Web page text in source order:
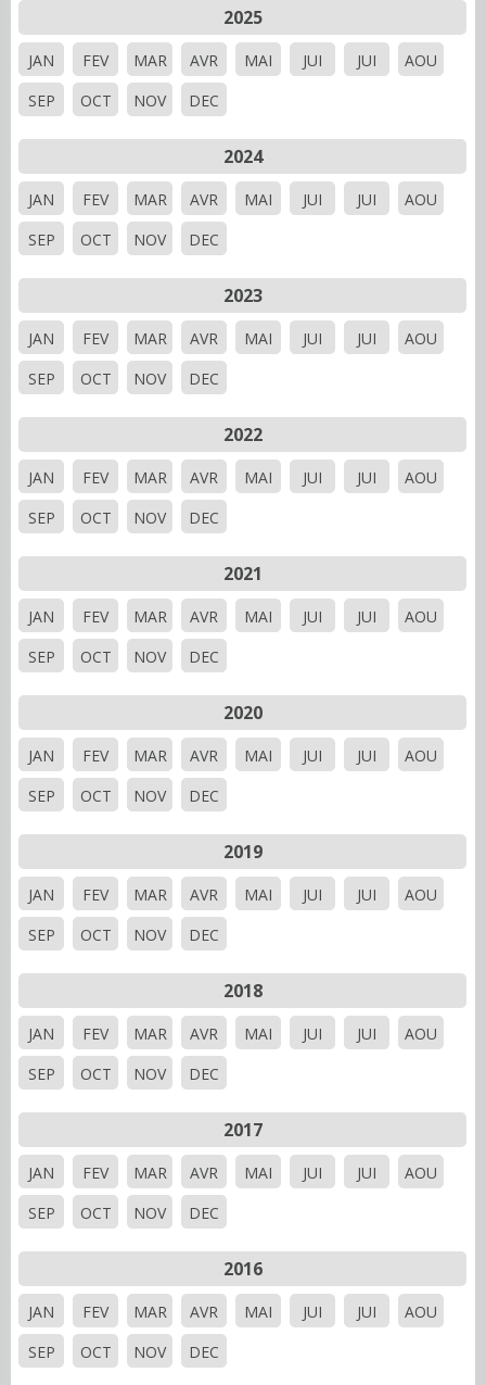
2025
JAN FEV MAR AVR MAI JUI JUI
AOU
SEP
OCT NOV DEC
2024
JAN FEV MAR AVR MAI JUI JUI
AOU
SEP
OCT NOV DEC
2023
JAN FEV MAR AVR MAI JUI JUI
AOU
SEP
OCT NOV DEC
2022
JAN FEV MAR AVR MAI JUI JUI
AOU
SEP
OCT NOV DEC
2021
JAN FEV MAR AVR MAI JUI JUI
AOU
SEP
OCT NOV DEC
2020
JAN FEV MAR AVR MAI JUI JUI
AOU
SEP
OCT NOV DEC
2019
JAN FEV MAR AVR MAI JUI JUI
AOU
SEP
OCT NOV DEC
2018
JAN FEV MAR AVR MAI JUI JUI
AOU
SEP
OCT NOV DEC
2017
JAN FEV MAR AVR MAI JUI JUI
AOU
SEP
OCT NOV DEC
2016
JAN FEV MAR AVR MAI JUI JUI
AOU
SEP
OCT NOV DEC